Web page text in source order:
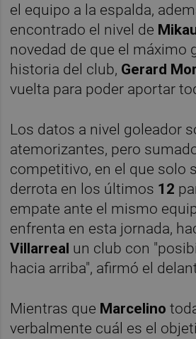
el equipo a la espalda,
encontrado el nivel de
novedad de que el máximo
historia del club, Gerard
vuelta para poder aportar
Los datos a nivel goleador
atemorizantes, pero
competitivo, en el que solo
derrota en los últimos 12
empate ante el mismo
enfrenta en esta jornada,
Villarreal un club con
hacia arriba", afirmó el
Mientras que Marcelino
verbalmente cuál es el